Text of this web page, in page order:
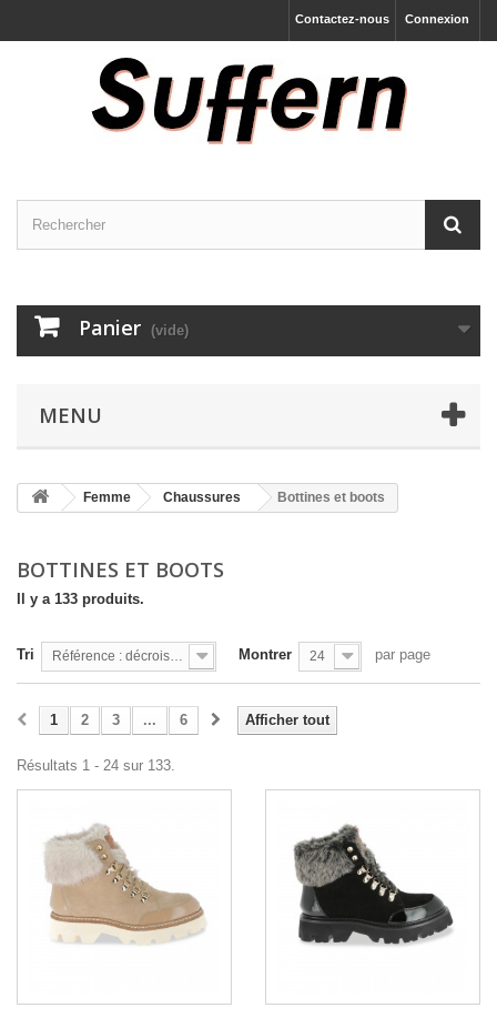
Connexion
Contactez-nous
Panier (vide)
MENU
Femme Chaussures Bottines et boots
BOTTINES ET BOOTS
Il y a 133 produits.
Tri Référence : décroissante Montrer 24 par page
Afficher tout
1 2 3 ... 6
Résultats 1 - 24 sur 133.